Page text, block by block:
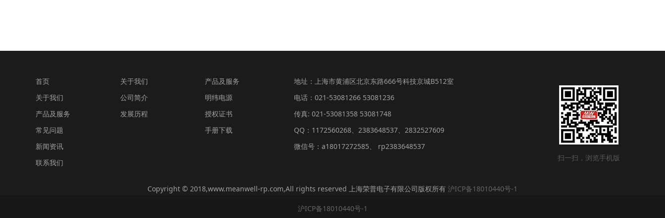
首页
关于我们
产品及服务
常见问题
新闻资讯
联系我们
关于我们
公司简介
发展历程
产品及服务
明纬电源
授权证书
手册下载
地址：上海市黄浦区北京东路666号科技京城B512室
电话：021-53081266 53081236
传真: 021-53081358 53081748
QQ：1172560268、2383648537、2832527609
微信号：a18017272585、 rp2383648537
扫一扫，浏览手机版
Copyright © 2018,www.meanwell-rp.com,All rights reserved 上海荣普电子有限公司版权所有 沪ICP备18010440号-1
沪ICP备18010440号-1